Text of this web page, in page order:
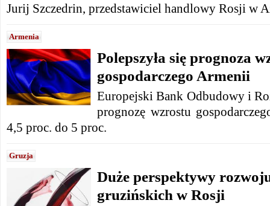
Jurij Szczedrin, przedstawiciel handlowy Rosji w
Armenia
Polepszyła się prognoza
gospodarczego Armenii
Europejski Bank Odbudowy i
prognozę wzrostu
4,5 proc. do 5 proc.
Gruzja
Duże perspektywy
gruzińskich w Rosji